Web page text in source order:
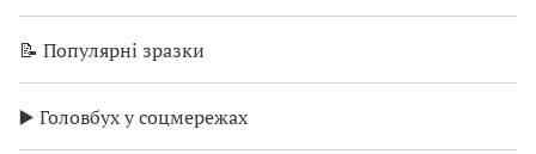
📝 Популярні зразки
▶️ Головбух у соцмережах